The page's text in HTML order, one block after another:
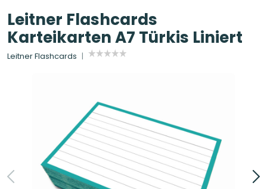
Leitner Flashcards
Karteikarten A7 Türkis Liniert
Leitner Flashcards